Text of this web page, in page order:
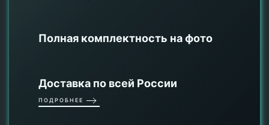
Полная комплектность на фото
Доставка по всей России
ПОДРОБНЕЕ